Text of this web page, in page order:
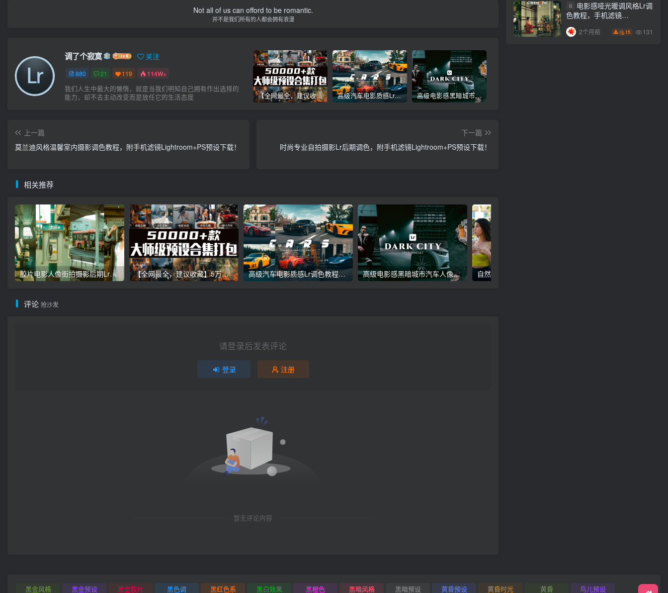
Not all of us can offord to be romantic.
并不是我们所有的人都会拥有浪漫
调了个寂寞 关注
880 21 119 114W+
我们人生中最大的懒惰，就是当我们明知自己拥有作出选择的
能力，却不去主动改变而是放任它的生活态度
【全网最全，建议收藏】5万多款Lr顶级调色预设合集，精心整理，分类清晰，摄影师调色师必备素材，够用一辈子！ 高级汽车电影质感Lr调色教程，手机滤镜PS+Lightroom预设下载！ 高级电影感黑暗城市汽车人像Lr调色，附手机滤镜PS+Lightroom预设下载！
上一篇
莫兰迪风格温馨室内摄影调色教程，附手机滤镜Lightroom+PS预设下载！
下一篇
时尚专业自拍摄影Lr后期调色，附手机滤镜Lightroom+PS预设下载！
相关推荐
胶片电影人像街拍摄影后期Lr调色教程，手机滤镜PS+Lightroom预设下载！ 【全网最全，建议收藏】5万多款Lr顶级调色预设合集，精心整理，分类清晰，摄影师调色师必备素材，够用一辈子！ 高级汽车电影质感Lr调色教程，手机滤镜PS+Lightroom预设下载！ 高级电影感黑暗城市汽车人像Lr调色，附手机滤镜PS+Lightroom预设下载！
评论 抢沙发
请登录后发表评论
登录 注册
暂无评论内容
6
电影感哑光暖调风格Lr调
色教程，手机滤镜
PS+Lightroom预设下载！
2个月前 15 131
黑金风格 黑金预设 黑金胶片 黑色调 黑红色系 黑白效果 黑橙色 黑暗风格 黑暗预设 黄昏预设 黄昏时光 黄昏 鸟儿预设